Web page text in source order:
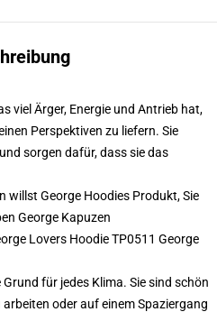
viel Ärger, Energie und Antrieb hat,
Perspektiven zu liefern. Sie
sorgen dafür, dass sie das
willst George Hoodies Produkt, Sie
George Kapuzen
Lovers Hoodie TP0511 George
für jedes Klima. Sie sind schön
oder auf einem Spaziergang